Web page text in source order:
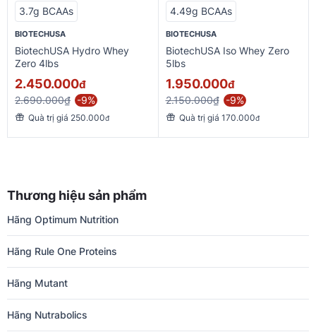
Thương hiệu sản phẩm
Hãng Optimum Nutrition
Hãng Rule One Proteins
Hãng Mutant
Hãng Nutrabolics
3.7g BCAAs
BIOTECHUSA
BiotechUSA Hydro Whey
Zero 4lbs
2.450.000đ
2.690.000₫ -9%
Quà trị giá 250.000đ
4.49g BCAAs
BIOTECHUSA
BiotechUSA Iso Whey Zero
5lbs
1.950.000đ
2.150.000₫ -9%
Quà trị giá 170.000đ